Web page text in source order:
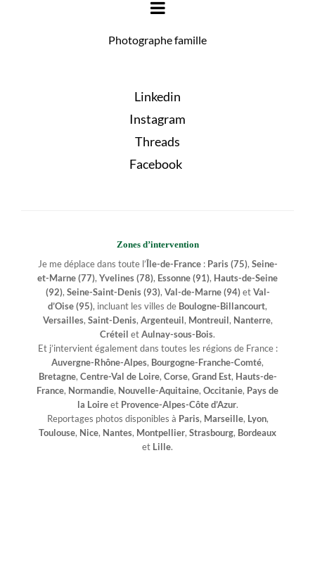
Photographe famille
Linkedin
Instagram
Threads
Facebook
Zones d’intervention
Je me déplace dans toute l’Île-de-France: Paris (75), Seine-
et-Marne (77), Yvelines (78), Essonne (91), Hauts-de-Seine
(92), Seine-Saint-Denis (93), Val-de-Marne (94)etVal-
d’Oise (95), incluant les villes de Boulogne-Billancourt,
Versailles, Saint-Denis, Argenteuil, Montreuil, Nanterre,
Créteil etAulnay-sous-Bois.
Et j’intervient également dans toutes les régions de France :
Auvergne-Rhône-Alpes, Bourgogne-Franche-Comté,
Bretagne, Centre-Val de Loire, Corse, Grand Est, Hauts-de-
France, Normandie, Nouvelle-Aquitaine, Occitanie, Pays de
la Loireet Provence-Alpes-Côte d’Azur.
Reportages photos disponibles à Paris, Marseille, Lyon,
Toulouse, Nice, Nantes, Montpellier, Strasbourg, Bordeaux
et Lille.